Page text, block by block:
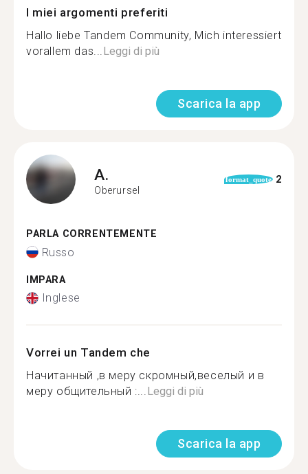
I miei argomenti preferiti
Hallo liebe Tandem Community, Mich interessiert
vorallem das...Leggi di più
Scarica la app
A.
Oberursel
format_quote 2
PARLA CORRENTEMENTE
Russo
IMPARA
Inglese
Vorrei un Tandem che
Начитанный ,в меру скромный,веселый и в
меру общительный :...Leggi di più
Scarica la app